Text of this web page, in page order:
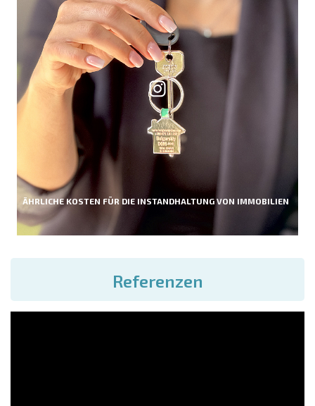
ÄHRLICHE KOSTEN FÜR DIE INSTANDHALTUNG VON IMMOBILIEN
Referenzen